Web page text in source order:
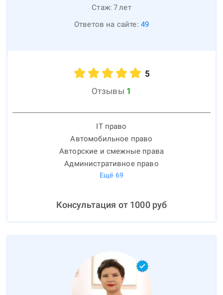
Стаж: 7лет
Ответов на сайте: 49
5
Отзывы 1
IT право
Автомобильное право
Авторские и смежные права
Административное право
Ещё 69
Консультация от 1000руб